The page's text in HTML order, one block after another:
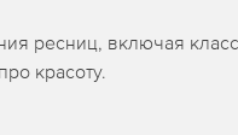
ресниц, включая
красоту.